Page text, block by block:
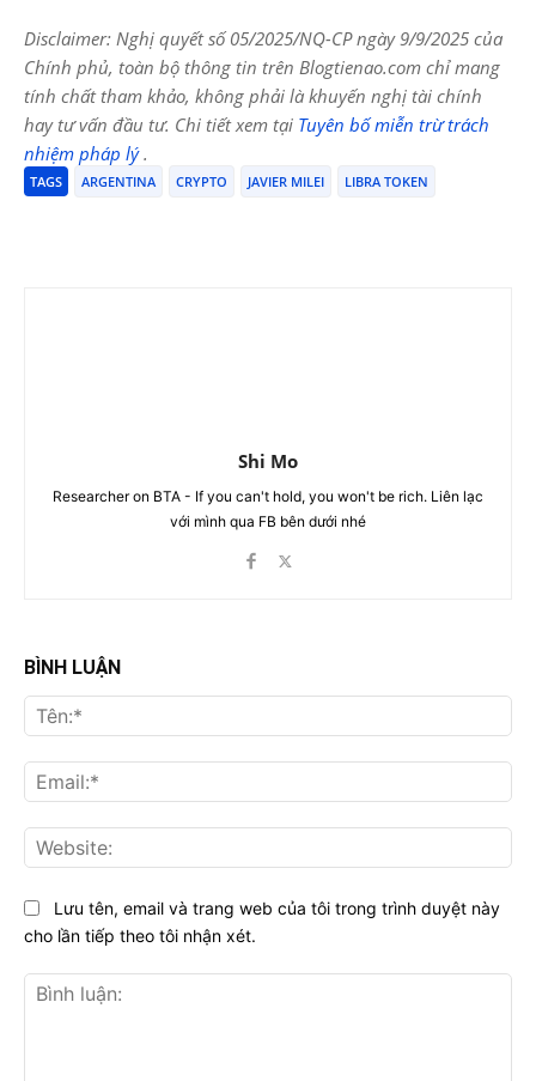
Disclaimer: Nghị quyết số 05/2025/NQ-CP ngày 9/9/2025 của
Chính phủ, toàn bộ thông tin trên Blogtienao.com chỉ mang
tính chất tham khảo, không phải là khuyến nghị tài chính
hay tư vấn đầu tư. Chi tiết xem tại Tuyên bố miễn trừ trách
nhiệm pháp lý.
TAGS ARGENTINA CRYPTO JAVIER MILEI LIBRA TOKEN
Shi Mo
Researcher on BTA - If you can't hold, you won't be rich. Liên lạc
với mình qua FB bên dưới nhé
BÌNH LUẬN
Lưu tên, email và trang web của tôi trong trình duyệt này
cho lần tiếp theo tôi nhận xét.